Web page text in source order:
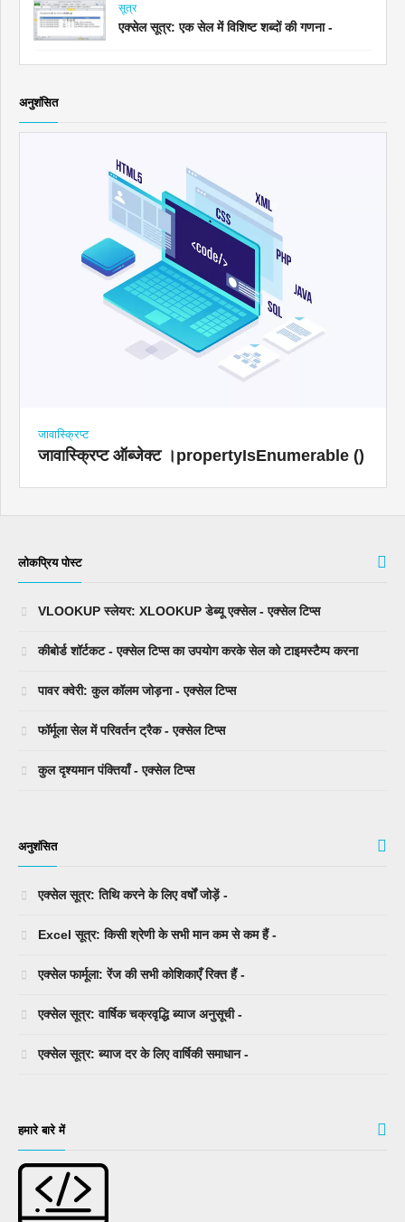
सूत्र
एक्सेल सूत्र: एक सेल में विशिष्ट शब्दों की गणना -
अनुशंसित
जावास्क्रिप्ट
जावास्क्रिप्ट ऑब्जेक्ट ।propertyIsEnumerable ()
लोकप्रिय पोस्ट
VLOOKUP स्लेयर: XLOOKUP डेब्यू एक्सेल - एक्सेल टिप्स
कीबोर्ड शॉर्टकट - एक्सेल टिप्स का उपयोग करके सेल को टाइमस्टैम्प करना
पावर क्वेरी: कुल कॉलम जोड़ना - एक्सेल टिप्स
फॉर्मूला सेल में परिवर्तन ट्रैक - एक्सेल टिप्स
कुल दृश्यमान पंक्तियाँ - एक्सेल टिप्स
अनुशंसित
एक्सेल सूत्र: तिथि करने के लिए वर्षों जोड़ें -
Excel सूत्र: किसी श्रेणी के सभी मान कम से कम हैं -
एक्सेल फार्मूला: रेंज की सभी कोशिकाएँ रिक्त हैं -
एक्सेल सूत्र: वार्षिक चक्रवृद्धि ब्याज अनुसूची -
एक्सेल सूत्र: ब्याज दर के लिए वार्षिकी समाधान -
हमारे बारे में